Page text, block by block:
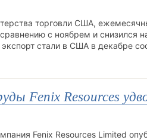
торговли США,
с ноябрем и снизился
стали в США в декабре
Fenix Resources
Fenix Resources Limited